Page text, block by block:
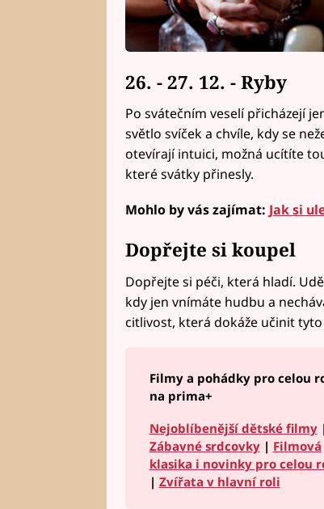
26. - 27. 12. - Ryby
Po svátečním veselí přicházejí
světlo svíček a chvíle, kdy se
otevírají intuici, možná ucítíte
které svátky přinesly.
Mohlo by vás zajímat: Jak si
Dopřejte si koupel
Dopřejte si péči, která hladí.
kdy jen vnímáte hudbu a
citlivost, která dokáže učinit
Filmy a pohádky pro celou
na prima+
Nejoblíbenější dětské filmy|
Zábavné srdcovky| Filmová
klasika i novinky pro celou
| Zvířata v hlavní roli